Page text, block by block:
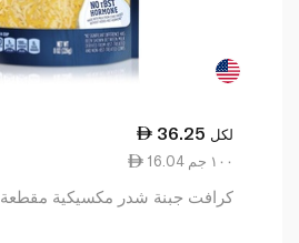
36.25 لكل
16.04 ١٠٠ جم
كرافت جبنة شدر مكسيكية مقطعة 226 غرام